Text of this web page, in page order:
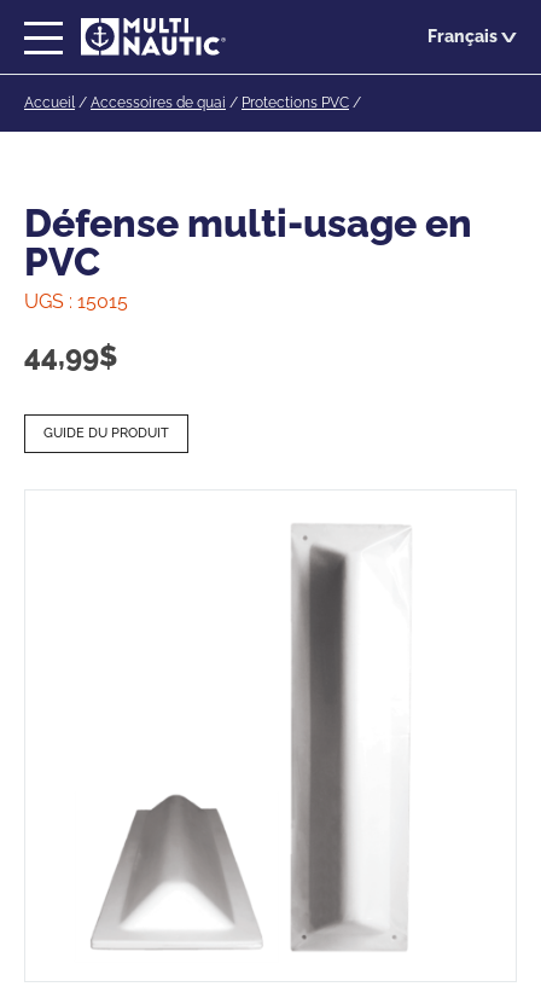
contenu
Français
Accueil/ Accessoires de quai / Protections PVC /
Défense multi-usage en
PVC
UGS : 15015
44,99$
GUIDE DU PRODUIT